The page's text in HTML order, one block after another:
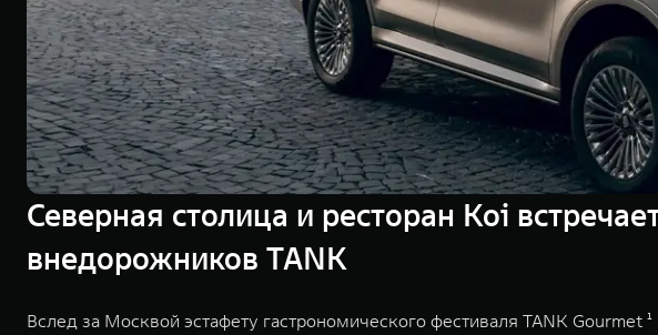
Северная столица и ресторан Koi
внедорожников TANK
Вслед за Москвой эстафету гастрономического фестиваля TANK Gourmet